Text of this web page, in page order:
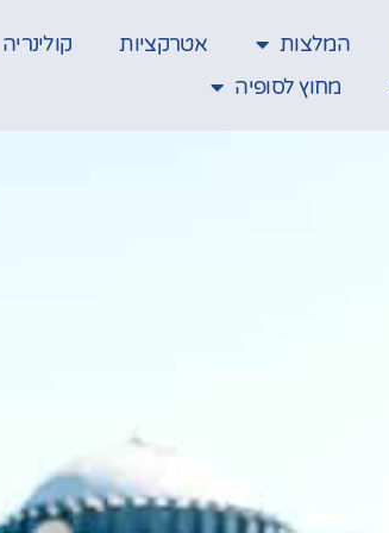
המלצות אטרקציות קולינריה
מחוץ לסופיה